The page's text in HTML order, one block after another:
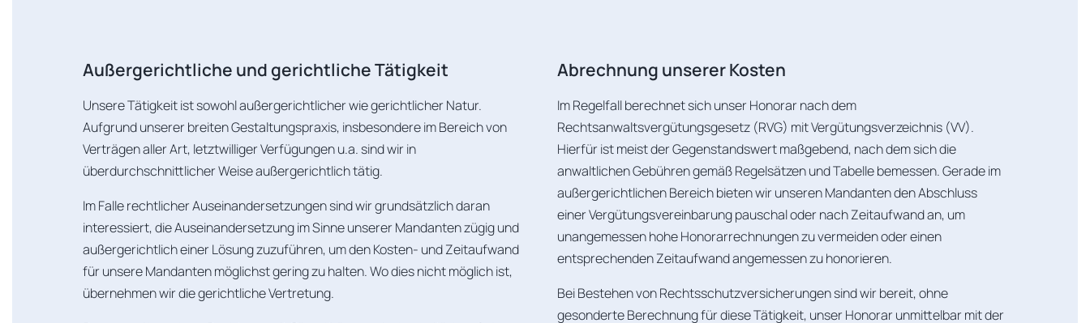
Außergerichtliche und gerichtliche Tätigkeit
Unsere Tätigkeit ist sowohl außergerichtlicher wie gerichtlicher Natur.
Aufgrund unserer breiten Gestaltungspraxis, insbesondere im Bereich von
Verträgen aller Art, letztwilliger Verfügungen u.a. sind wir in
überdurchschnittlicher Weise außergerichtlich tätig.
Im Falle rechtlicher Auseinandersetzungen sind wir grundsätzlich daran
interessiert, die Auseinandersetzung im Sinne unserer Mandanten zügig und
außergerichtlich einer Lösung zuzuführen, um den Kosten- und Zeitaufwand
für unsere Mandanten möglichst gering zu halten. Wo dies nicht möglich ist,
übernehmen wir die gerichtliche Vertretung.
Abrechnung unserer Kosten
Im Regelfall berechnet sich unser Honorar nach dem
Rechtsanwaltsvergütungsgesetz (RVG) mit Vergütungsverzeichnis (VV).
Hierfür ist meist der Gegenstandswert maßgebend, nach dem sich die
anwaltlichen Gebühren gemäß Regelsätzen und Tabelle bemessen. Gerade im
außergerichtlichen Bereich bieten wir unseren Mandanten den Abschluss
einer Vergütungsvereinbarung pauschal oder nach Zeitaufwand an, um
unangemessen hohe Honorarrechnungen zu vermeiden oder einen
entsprechenden Zeitaufwand angemessen zu honorieren.
Bei Bestehen von Rechtsschutzversicherungen sind wir bereit, ohne
gesonderte Berechnung für diese Tätigkeit, unser Honorar unmittelbar mit der